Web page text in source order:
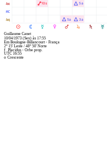
M N O P Q R S T
W
X
l
Ä10s
Á 5a Á 3a
Á 5a
Guillaume Canet
10/04/1973 (Sex) às 17:55
EmBoulogne-Billancourt - França
2° 15' Leste/48° 50' Norte
f Placidus - Orbe prop.
UTC 16:55
Crescente
o